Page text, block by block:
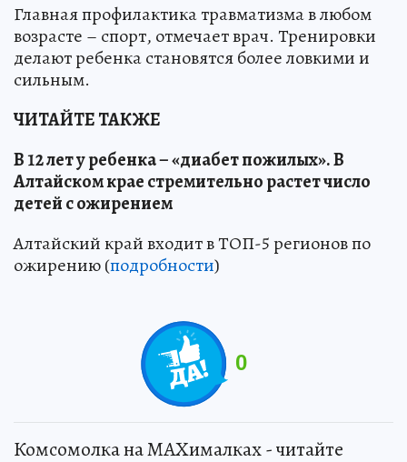
Главная профилактика травматизма в любом
возрасте – спорт, отмечает врач. Тренировки
делают ребенка становятся более ловкими и
сильным.
ЧИТАЙТЕ ТАКЖЕ
В 12 лет у ребенка – «диабет пожилых». В
Алтайском крае стремительно растет число
детей с ожирением
Алтайский край входит в ТОП-5 регионов по
ожирению (подробности)
0
Комсомолка на MAXималках - читайте